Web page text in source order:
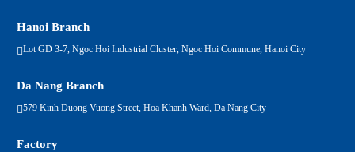
Hanoi Branch
Lot GD 3-7, Ngoc Hoi Industrial Cluster, Ngoc Hoi Commune, Hanoi City
Da Nang Branch
579 Kinh Duong Vuong Street, Hoa Khanh Ward, Da Nang City
Factory